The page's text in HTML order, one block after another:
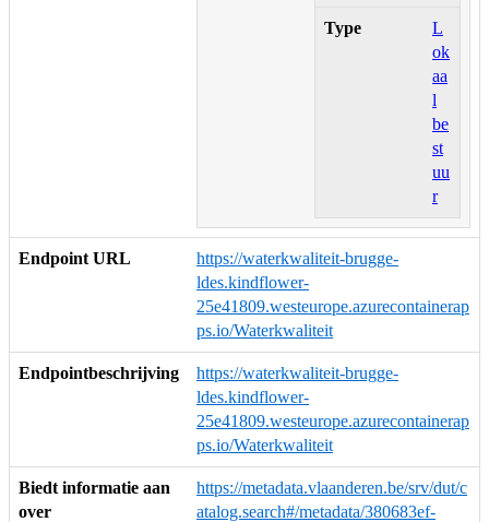
Type
L
ok
aa
l
be
st
uu
r
Endpoint URL
https://waterkwaliteit-brugge-
ldes.kindflower-
25e41809.westeurope.azurecontainerap
ps.io/Waterkwaliteit
Endpointbeschrijving
https://waterkwaliteit-brugge-
ldes.kindflower-
25e41809.westeurope.azurecontainerap
ps.io/Waterkwaliteit
Biedt informatie aan
over
https://metadata.vlaanderen.be/srv/dut/c
atalog.search#/metadata/380683ef-